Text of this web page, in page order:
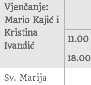
Vjenčanje:
Mario Kajić i
Kristina
Ivandić
11.00
18.00
Sv. Marija